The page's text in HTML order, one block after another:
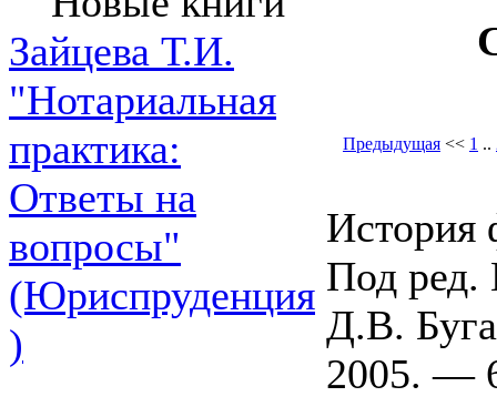
Зайцева Т.И.
"Нотариальная
практика:
Ответы на
вопросы"
(Юриспруденция
)
Предыдущая << 1 ..
История
Под ред.
Д.В.
2005. —